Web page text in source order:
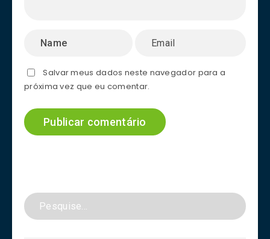
Salvar meus dados neste navegador para a
próxima vez que eu comentar.